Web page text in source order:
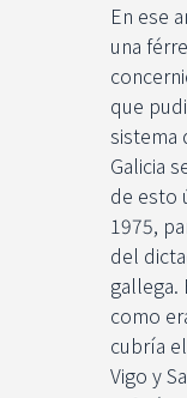
En ese
una
que
sistema
Galicia
de esto
1975,
del
gallega.
como
cubría
Vigo y